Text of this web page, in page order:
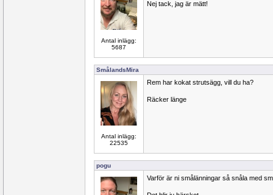
Antal inlägg:
5687
Nej tack, jag är mätt!
SmålandsMira
Antal inlägg:
22535
Rem har kokat strutsägg, vill du ha?
Räcker länge
pogu
Varför är ni smålänningar så snåla med